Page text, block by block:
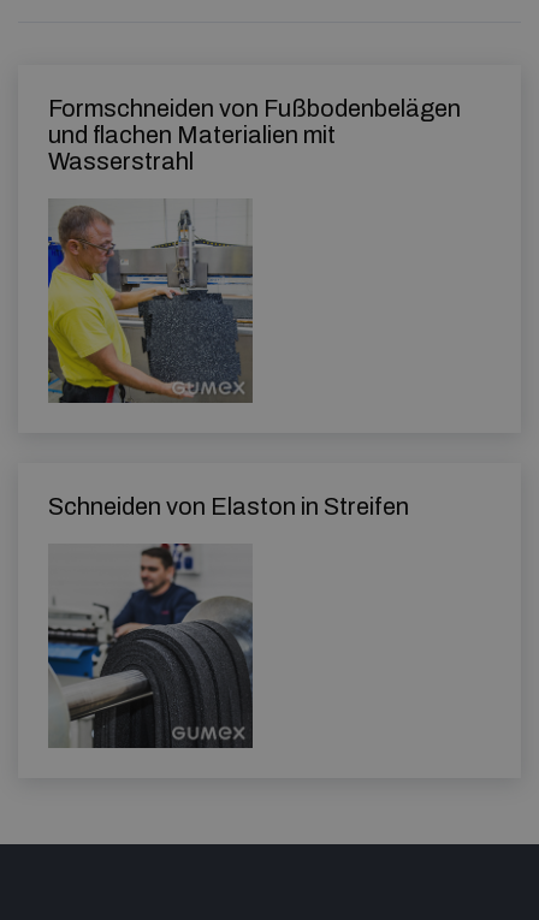
Formschneiden von Fußbodenbelägen
und flachen Materialien mit
Wasserstrahl
Schneiden von Elaston in Streifen